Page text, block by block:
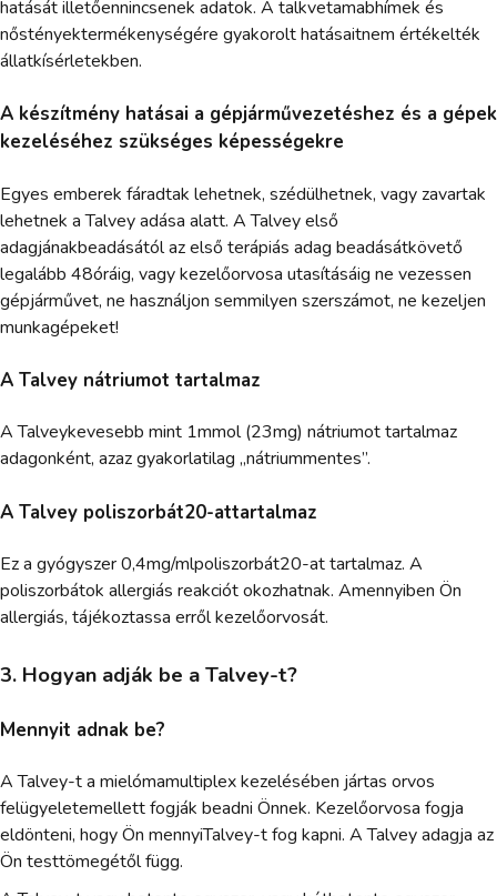
hatását illetőennincsenek adatok. A talkvetamabhímek és
nőstényektermékenységére gyakorolt hatásaitnem értékelték
állatkísérletekben.
A készítmény hatásai a gépjárművezetéshez és a gépek
kezeléséhez szükséges képességekre
Egyes emberek fáradtak lehetnek, szédülhetnek, vagy zavartak
lehetnek a Talvey adása alatt. A Talvey első
adagjánakbeadásától az első terápiás adag beadásátkövető
legalább 48óráig, vagy kezelőorvosa utasításáig ne vezessen
gépjárművet, ne használjon semmilyen szerszámot, ne kezeljen
munkagépeket!
A Talvey nátriumot tartalmaz
A Talveykevesebb mint 1mmol (23mg) nátriumot tartalmaz
adagonként, azaz gyakorlatilag „nátriummentes”.
A Talvey poliszorbát20-attartalmaz
Ez a gyógyszer 0,4mg/mlpoliszorbát20-at tartalmaz. A
poliszorbátok allergiás reakciót okozhatnak. Amennyiben Ön
allergiás, tájékoztassa erről kezelőorvosát.
3. Hogyan adják be a Talvey-t?
Mennyit adnak be?
A Talvey-t a mielómamultiplex kezelésében jártas orvos
felügyeletemellett fogják beadni Önnek. Kezelőorvosa fogja
eldönteni, hogy Ön mennyiTalvey-t fog kapni. A Talvey adagja az
Ön testtömegétől függ.